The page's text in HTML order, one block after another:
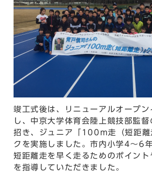
竣工式後は、リニューアルオープン
し、中京大学体育会陸上競技部監督
招き、ジュニア「100m走（短距離
クを実施しました。市内小学4～6
短距離走を早く走るためのポイント
を指導していただきました。